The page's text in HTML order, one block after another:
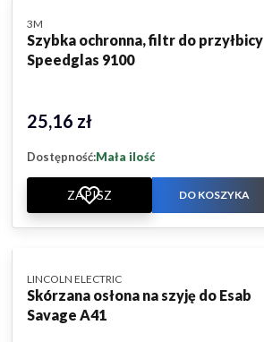
Szybka ochronna, filtr do przyłbicy
Speedglas 9100
PRODUCENT
3M
Cena
25,16 zł
Dostępność:Mała ilość
ZAPISZ DO KOSZYKA
Skórzana osłona na szyję do Esab
Savage A41
PRODUCENT
LINCOLN ELECTRIC